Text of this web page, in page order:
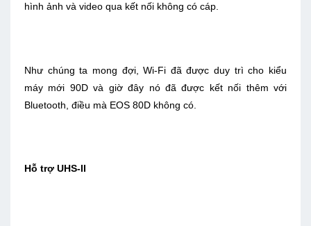
hình ảnh và video qua kết nối không có cáp.
Như chúng ta mong đợi, Wi-Fi đã được duy trì cho kiểu
máy mới 90D và giờ đây nó đã được kết nối thêm với
Bluetooth, điều mà EOS 80D không có.
Hỗ trợ UHS-II